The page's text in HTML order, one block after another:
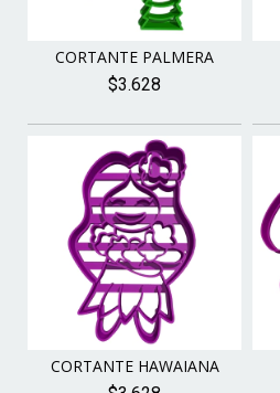
CORTANTE PALMERA
$3.628
CORTANTE HAWAIANA